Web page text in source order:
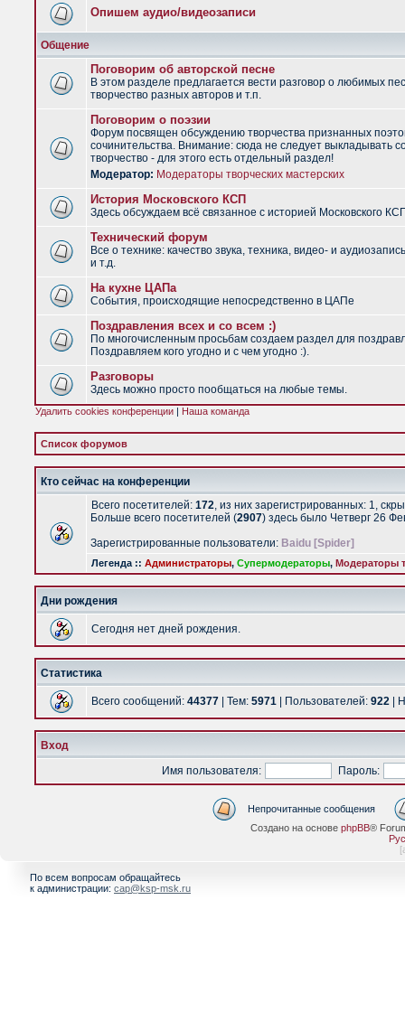
Опишем аудио/видеозаписи
Общение
Поговорим об авторской песне
В этом разделе предлагается вести разговор о любимых
творчество разных авторов и т.п.
Поговорим о поэзии
Форум посвящен обсуждению творчества признанных
сочинительства. Внимание: сюда не следует выкладывать
творчество - для этого есть отдельный раздел!
Модератор: Модераторы творческих мастерских
История Московского КСП
Здесь обсуждаем всё связанное с историей Московского
Технический форум
Все о технике: качество звука, техника, видео- и
и т.д.
На кухне ЦАПа
События, происходящие непосредственно в ЦАПе
Поздравления всех и со всем :)
По многочисленным просьбам создаем раздел для
Поздравляем кого угодно и с чем угодно :).
Разговоры
Здесь можно просто пообщаться на любые темы.
Удалить cookies конференции | Наша команда
Список форумов
Кто сейчас на конференции
Всего посетителей: 172, из них зарегистрированных: 1,
Больше всего посетителей (2907) здесь было Четверг 26
Зарегистрированные пользователи: Baidu [Spider]
Легенда :: Администраторы, Супермодераторы, Модераторы
Дни рождения
Сегодня нет дней рождения.
Статистика
Всего сообщений: 44377 | Тем: 5971 | Пользователей: 922 |
Вход
Имя пользователя:
Пароль:
Непрочитанные сообщения
Создано на основе phpBB®
[
По всем вопросам обращайтесь
к администрации: cap@ksp-msk.ru